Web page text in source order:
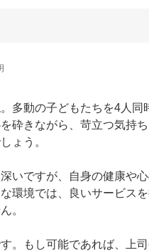
多動の子どもたちを4人
砕きながら、苛立つ気持
ょう。
いですが、自身の健康や
環境では、良いサービス
。
。もし可能であれば、上